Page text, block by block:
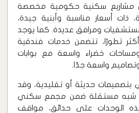
مشاريع سكنية حكومية مخصصة
ذات أسعار مناسبة وأبنية جيدة،
ومرافق عديدة. كما يوجد
تطورًا، تتضمن خدمات فندقية
خضراء واسعة مع بوابات
واسعة جدًا.
بتصميمات حديثة أو تقليدية، وقد
شبه مستقلة ضمن مجمع سكني
الوحدات على حدائق، مواقف